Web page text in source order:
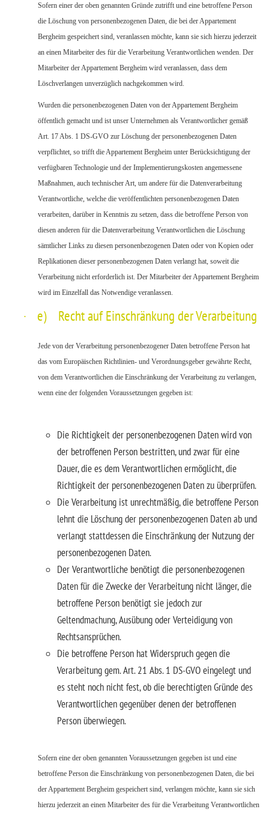
Sofern einer der oben genannten Gründe zutrifft und eine betroffene Person
die Löschung von personenbezogenen Daten, die bei der Appartement
Bergheim gespeichert sind, veranlassen möchte, kann sie sich hierzu jederzeit
an einen Mitarbeiter des für die Verarbeitung Verantwortlichen wenden. Der
Mitarbeiter der Appartement Bergheim wird veranlassen, dass dem
Löschverlangen unverzüglich nachgekommen wird.
Wurden die personenbezogenen Daten von der Appartement Bergheim
öffentlich gemacht und ist unser Unternehmen als Verantwortlicher gemäß
Art. 17 Abs. 1 DS-GVO zur Löschung der personenbezogenen Daten
verpflichtet, so trifft die Appartement Bergheim unter Berücksichtigung der
verfügbaren Technologie und der Implementierungskosten angemessene
Maßnahmen, auch technischer Art, um andere für die Datenverarbeitung
Verantwortliche, welche die veröffentlichten personenbezogenen Daten
verarbeiten, darüber in Kenntnis zu setzen, dass die betroffene Person von
diesen anderen für die Datenverarbeitung Verantwortlichen die Löschung
sämtlicher Links zu diesen personenbezogenen Daten oder von Kopien oder
Replikationen dieser personenbezogenen Daten verlangt hat, soweit die
Verarbeitung nicht erforderlich ist. Der Mitarbeiter der Appartement Bergheim
wird im Einzelfall das Notwendige veranlassen.
· e) Recht auf Einschränkung der Verarbeitung
Jede von der Verarbeitung personenbezogener Daten betroffene Person hat
das vom Europäischen Richtlinien- und Verordnungsgeber gewährte Recht,
von dem Verantwortlichen die Einschränkung der Verarbeitung zu verlangen,
wenn eine der folgenden Voraussetzungen gegeben ist:
Die Richtigkeit der personenbezogenen Daten wird von
der betroffenen Person bestritten, und zwar für eine
Dauer, die es dem Verantwortlichen ermöglicht, die
Richtigkeit der personenbezogenen Daten zu überprüfen.
Die Verarbeitung ist unrechtmäßig, die betroffene Person
lehnt die Löschung der personenbezogenen Daten ab und
verlangt stattdessen die Einschränkung der Nutzung der
personenbezogenen Daten.
Der Verantwortliche benötigt die personenbezogenen
Daten für die Zwecke der Verarbeitung nicht länger, die
betroffene Person benötigt sie jedoch zur
Geltendmachung, Ausübung oder Verteidigung von
Rechtsansprüchen.
Die betroffene Person hat Widerspruch gegen die
Verarbeitung gem. Art. 21 Abs. 1 DS-GVO eingelegt und
es steht noch nicht fest, ob die berechtigten Gründe des
Verantwortlichen gegenüber denen der betroffenen
Person überwiegen.
Sofern eine der oben genannten Voraussetzungen gegeben ist und eine
betroffene Person die Einschränkung von personenbezogenen Daten, die bei
der Appartement Bergheim gespeichert sind, verlangen möchte, kann sie sich
hierzu jederzeit an einen Mitarbeiter des für die Verarbeitung Verantwortlichen